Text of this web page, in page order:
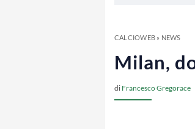
CALCIOWEB» NEWS
Milan,
di Francesco Gregorace